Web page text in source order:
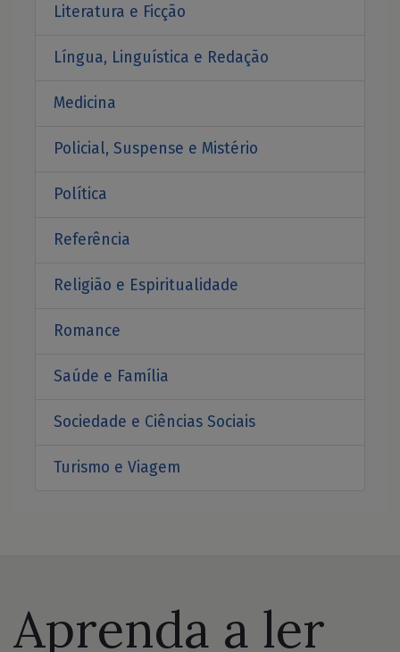
Literatura e Ficção
Língua, Linguística e Redação
Medicina
Policial, Suspense e Mistério
Política
Referência
Religião e Espiritualidade
Romance
Saúde e Família
Sociedade e Ciências Sociais
Turismo e Viagem
Aprenda a ler